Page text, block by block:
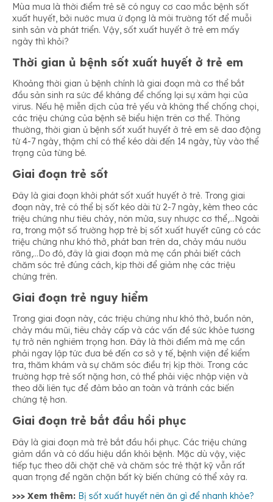
Mùa mưa là thời điểm trẻ sẽ có nguy cơ cao mắc bệnh sốt
xuất huyết, bởi nước mưa ứ đọng là môi trường tốt để muỗi
sinh sản và phát triển. Vậy, sốt xuất huyết ở trẻ em mấy
ngày thì khỏi?
Thời gian ủ bệnh sốt xuất huyết ở trẻ em
Khoảng thời gian ủ bệnh chính là giai đoạn mà cơ thể bắt
đầu sản sinh ra sức đề kháng để chống lại sự xâm hại của
virus. Nếu hệ miễn dịch của trẻ yếu và không thể chống chọi,
các triệu chứng của bệnh sẽ biểu hiện trên cơ thể. Thông
thường, thời gian ủ bệnh sốt xuất huyết ở trẻ em sẽ dao động
từ 4-7 ngày, thậm chí có thể kéo dài đến 14 ngày, tùy vào thể
trạng của từng bé.
Giai đoạn trẻ sốt
Đây là giai đoạn khởi phát sốt xuất huyết ở trẻ. Trong giai
đoạn này, trẻ có thể bị sốt kéo dài từ 2-7 ngày, kèm theo các
triệu chứng như tiêu chảy, nôn mửa, suy nhược cơ thể,…Ngoài
ra, trong một số trường hợp trẻ bị sốt xuất huyết cũng có các
triệu chứng như khó thở, phát ban trên da, chảy máu nướu
răng,…Do đó, đây là giai đoạn mà mẹ cần phải biết cách
chăm sóc trẻ đúng cách, kịp thời để giảm nhẹ các triệu
chứng trên.
Giai đoạn trẻ nguy hiểm
Trong giai đoạn này, các triệu chứng như khó thở, buồn nôn,
chảy máu mũi, tiêu chảy cấp và các vấn đề sức khỏe tương
tự trở nên nghiêm trọng hơn. Đây là thời điểm mà mẹ cần
phải ngay lập tức đưa bé đến cơ sở y tế, bệnh viện để kiểm
tra, thăm khám và sự chăm sóc điều trị kịp thời. Trong các
trường hợp trẻ sốt nặng hơn, có thể phải việc nhập viện và
theo dõi liên tục để đảm bảo an toàn và tránh các biến
chứng tệ hơn.
Giai đoạn trẻ bắt đầu hồi phục
Đây là giai đoạn mà trẻ bắt đầu hồi phục. Các triệu chứng
giảm dần và có dấu hiệu dần khỏi bệnh. Mặc dù vậy, việc
tiếp tục theo dõi chặt chẽ và chăm sóc trẻ thật kỹ vẫn rất
quan trọng để ngăn chặn bất kỳ biến chứng có thể xảy ra.
>>> Xem thêm: Bị sốt xuất huyết nên ăn gì để nhanh khỏe?